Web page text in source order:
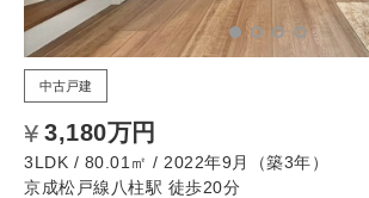
中古戸建
3,180万円
3LDK / 80.01㎡ / 2022年9月（築3年）
京成松戸線八柱駅 徒歩20分